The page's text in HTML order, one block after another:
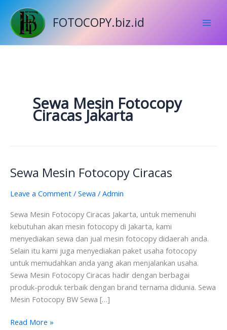
content
FOTOCOPY.biz.id
Sewa Mesin Fotocopy
Ciracas Jakarta
Sewa Mesin Fotocopy Ciracas
Leave a Comment / Sewa / Admin
Sewa Mesin Fotocopy Ciracas Jakarta, untuk memenuhi
kebutuhan akan mesin fotocopy di Jakarta, kami
menyediakan sewa dan jual mesin fotocopy didaerah anda.
Selain itu kami juga menyediakan paket usaha fotocopy
untuk memudahkan anda yang akan menjalankan usaha.
Sewa Mesin Fotocopy Ciracas hadir dengan berbagai
produk-produk terbaik dengan brand ternama didunia. Sewa
Mesin Fotocopy BW Sewa […]
Sewa
Fotocopy
Read More »